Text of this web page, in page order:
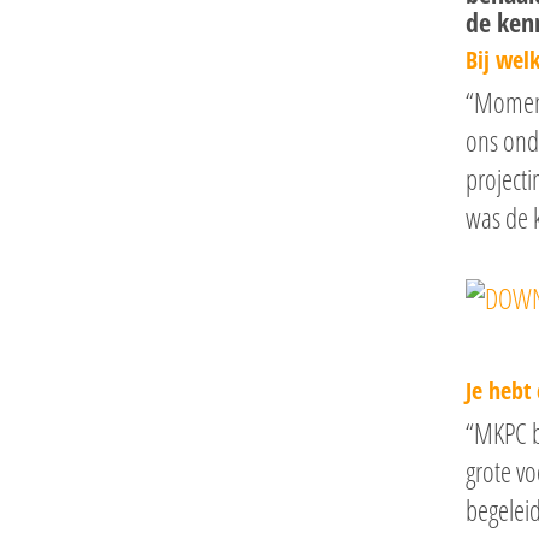
de
Bij
ons
was de
Je
grote